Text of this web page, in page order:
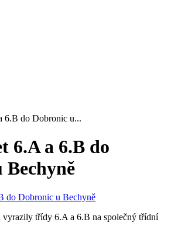
6.B do Dobronic u...
6.A a 6.B do
vyrazily třídy 6.A a 6.B na společný třídní